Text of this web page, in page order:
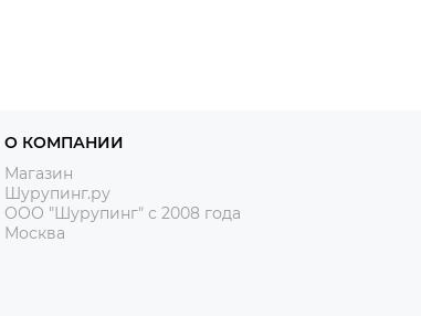
О КОМПАНИИ
Магазин
Шурупинг.ру
ООО "Шурупинг" с 2008 года
Москва